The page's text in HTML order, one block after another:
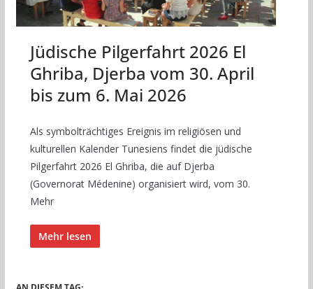
Jüdische Pilgerfahrt 2026 El
Ghriba, Djerba vom 30. April
bis zum 6. Mai 2026
Als symbolträchtiges Ereignis im religiösen und
kulturellen Kalender Tunesiens findet die jüdische
Pilgerfahrt 2026 El Ghriba, die auf Djerba
(Governorat Médenine) organisiert wird, vom 30.
Mehr
Mehr lesen